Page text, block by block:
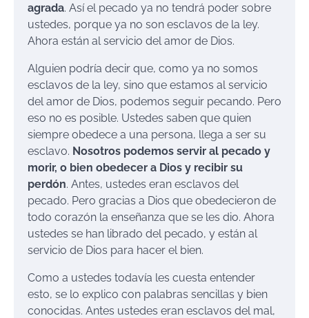
agrada. Así el pecado ya no tendrá poder sobre
ustedes, porque ya no son esclavos de la ley.
Ahora están al servicio del amor de Dios.
Alguien podría decir que, como ya no somos
esclavos de la ley, sino que estamos al servicio
del amor de Dios, podemos seguir pecando. Pero
eso no es posible. Ustedes saben que quien
siempre obedece a una persona, llega a ser su
esclavo. Nosotros podemos servir al pecado y
morir, o bien obedecer a Dios y recibir su
perdón. Antes, ustedes eran esclavos del
pecado. Pero gracias a Dios que obedecieron de
todo corazón la enseñanza que se les dio. Ahora
ustedes se han librado del pecado, y están al
servicio de Dios para hacer el bien.
Como a ustedes todavía les cuesta entender
esto, se lo explico con palabras sencillas y bien
conocidas. Antes ustedes eran esclavos del mal,